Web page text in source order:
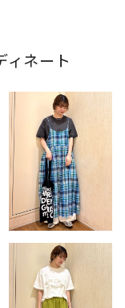
ィネート